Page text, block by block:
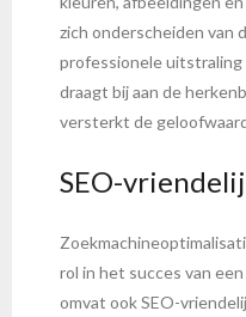
zich onderscheiden van
professionele
draagt bij aan de
versterkt de
SEO-
rol in het succes van
omvat ook SEO-